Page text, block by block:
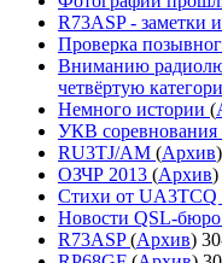
R73ASP - заметки
Проверка
Вниманию
четвёртую
Немного истории (
УКВ соревнования
RU3TJ/AM (Архив)
ОЗЧР 2013 (Архив)
Стихи от UA3TCQ
Новости QSL-бюро
R73ASP(Архив)